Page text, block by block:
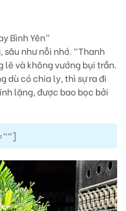
Bình Yên”
như nỗi nhớ. “Thanh
và không vướng bụi trần.
dù có chia ly, thì sự ra đi
lặng, được bao bọc bởi